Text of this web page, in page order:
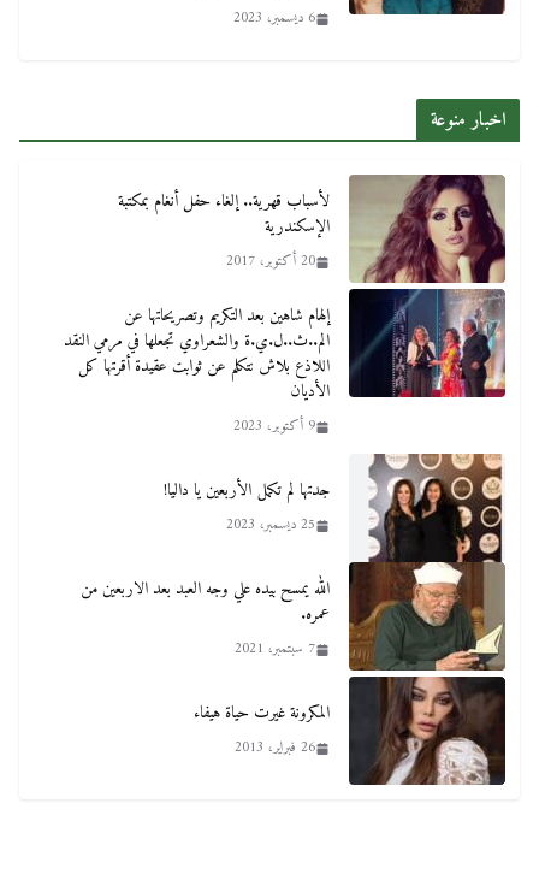
6 ديسمبر، 2023
اخبار منوعة
لأسباب قهرية.. إلغاء حفل أنغام بمكتبة
الإسكندرية
20 أكتوبر، 2017
إلهام شاهين بعد التكريم وتصريحاتها عن
الم..ث..ل.ي.ة والشعراوي تجعلها في مرمي النقد
اللاذع بلاش نتكلم عن ثوابت عقيدة أقرتها كل
الأديان
9 أكتوبر، 2023
جدتها لم تكمل الأربعين يا داليا!
25 ديسمبر، 2023
الله يمسح بيده علي وجه العبد بعد الاربعين من
عمره.
7 سبتمبر، 2021
المكرونة غيرت حياة هيفاء
26 فبراير، 2013